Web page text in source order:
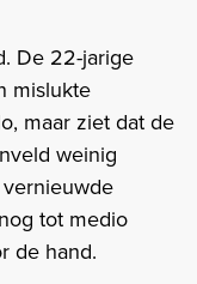
De 22-jarige
mislukte
maar ziet dat de
weinig
tot medio
de hand.